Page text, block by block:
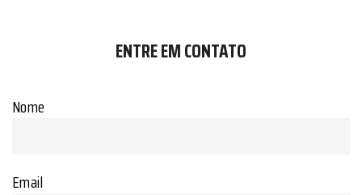
ENTRE EM CONTATO
Nome
Email